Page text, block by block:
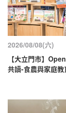
2026/08/08(六)
【大立門市】
共讀-食農與家庭教